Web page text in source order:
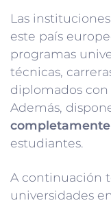
Las
este país
programas
técnicas,
diplomados
Además,
estudiantes.
A continuación
universidades